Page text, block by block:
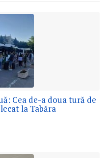
Cea de-a doua tură de
la Tabăra